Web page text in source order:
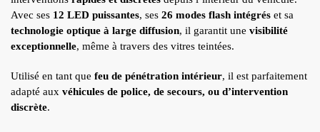
Avec ses 12 LED puissantes, ses 26 modes flash intégrés et sa
technologie optique à large diffusion, il garantit une visibilité
exceptionnelle, même à travers des vitres teintées.
Utilisé en tant que feu de pénétration intérieur, il est parfaitement
adapté aux véhicules de police, de secours, ou d’intervention
discrète.